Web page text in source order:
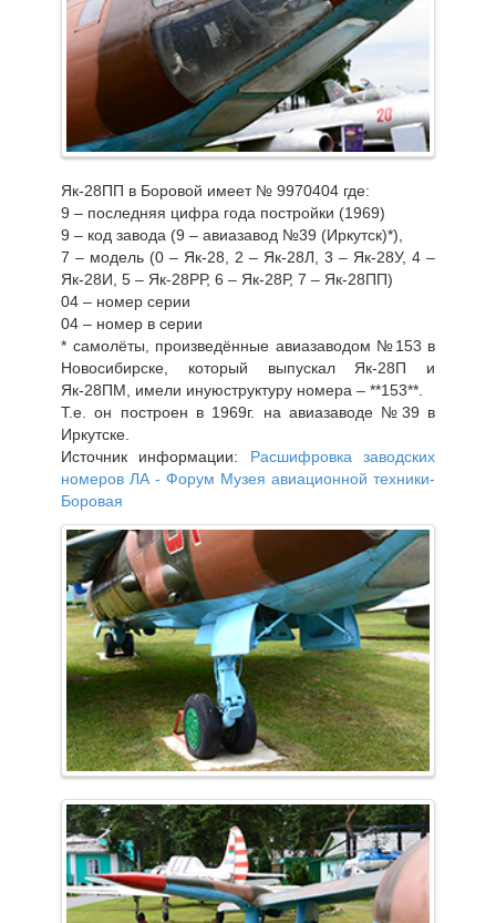
Як-28ПП в Боровой имеет № 9970404 где:
9 – последняя цифра года постройки (1969)
9 – код завода (9 – авиазавод №39 (Иркутск)*),
7 – модель (0 – Як-28, 2 – Як-28Л, 3 – Як-28У, 4 –
Як-28И, 5 – Як-28РР, 6 – Як-28Р, 7 – Як-28ПП)
04 – номер серии
04 – номер в серии
* самолёты, произведённые авиазаводом №153 в
Новосибирске, который выпускал Як-28П и
Як-28ПМ, имели инуюструктуру номера – **153**.
Т.е. он построен в 1969г. на авиазаводе №39 в
Иркутске.
Источник информации: Расшифровка заводских
номеров ЛА - Форум Музея авиационной техники-
Боровая